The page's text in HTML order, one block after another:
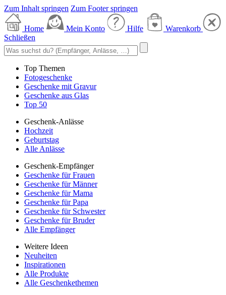
Zum Inhalt springen Zum Footer springen
Home Mein Konto Hilfe
Warenkorb
Schließen
Top Themen
Fotogeschenke
Geschenke mit Gravur
Geschenke aus Glas
Top 50
Geschenk-Anlässe
Hochzeit
Geburtstag
Alle Anlässe
Geschenk-Empfänger
Geschenke für Frauen
Geschenke für Männer
Geschenke für Mama
Geschenke für Papa
Geschenke für Schwester
Geschenke für Bruder
Alle Empfänger
Weitere Ideen
Neuheiten
Inspirationen
Alle Produkte
Alle Geschenkethemen